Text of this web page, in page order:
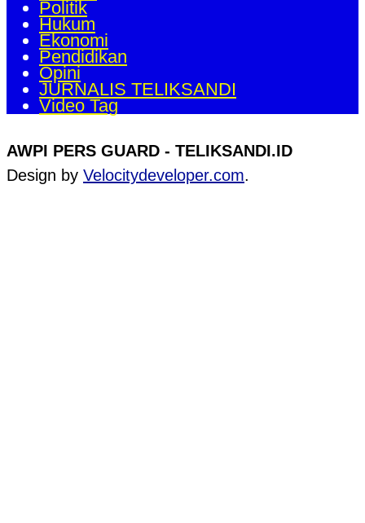
Politik
Hukum
Ekonomi
Pendidikan
Opini
JURNALIS TELIKSANDI
Video Tag
AWPI PERS GUARD - TELIKSANDI.ID
Design by Velocitydeveloper.com.